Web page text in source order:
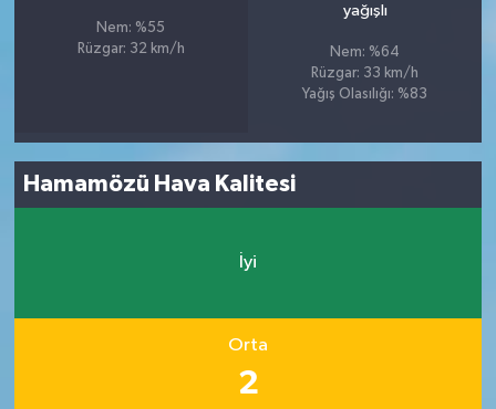
Nem: %55
Rüzgar: 32 km/h
yağışlı
Nem: %64
Rüzgar: 33 km/h
Yağış Olasılığı: %83
Hamamözü Hava Kalitesi
İyi
Orta
2